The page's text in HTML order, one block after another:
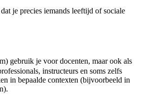
je precies iemands leeftijd of sociale
gebruik je voor docenten, maar ook als
instructeurs en soms zelfs
in bepaalde contexten (bijvoorbeeld in